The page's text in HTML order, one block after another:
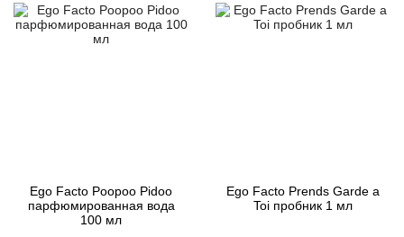
Ego Facto Poopoo Pidoo
парфюмированная вода
100 мл
Ego Facto Prends Garde a
Toi пробник 1 мл